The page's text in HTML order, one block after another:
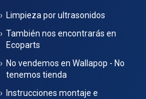
Limpieza por ultrasonidos
También nos encontrarás en
Ecoparts
No vendemos en Wallapop - No
tenemos tienda
Instrucciones montaje e